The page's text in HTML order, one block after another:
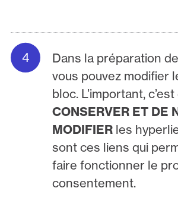
Dans la préparation
vous pouvez modifier
bloc. L’important, c’est
CONSERVER ET DE
MODIFIER les
sont ces liens qui
faire fonctionner le
consentement.